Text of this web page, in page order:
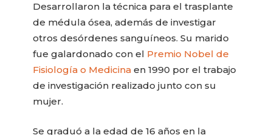
Desarrollaron la técnica para el trasplante
de médula ósea, además de investigar
otros desórdenes sanguíneos. Su marido
fue galardonado con el Premio Nobel de
Fisiología o Medicina en 1990 por el trabajo
de investigación realizado junto con su
mujer.
Se graduó a la edad de 16 años en la